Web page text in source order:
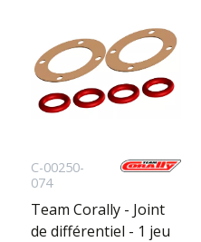
C-00250-
074
Team Corally - Joint
de différentiel - 1 jeu